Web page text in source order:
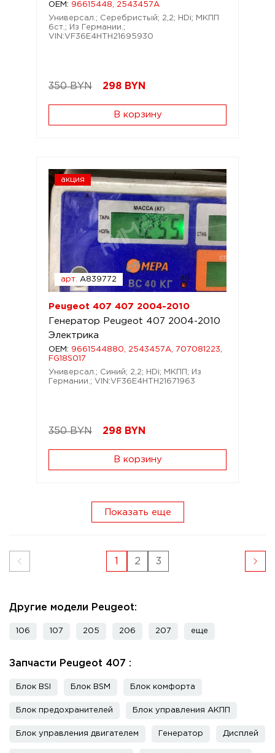
OEM: 96615448, 2543457A
Универсал.; Серебристый; 2,2; HDi; МКПП
6ст.; Из Германии.;
VIN:VF36E4HTH21695930
350 BYN 298 BYN
В корзину
акция
арт. A839772
Peugeot 407 407 2004-2010
Генератор Peugeot 407 2004-2010
Электрика
OEM: 9661544880, 2543457A, 707081223,
FG18S017
Универсал.; Синий; 2,2; HDi; МКПП; Из
Германии.; VIN:VF36E4HTH21671963
350 BYN 298 BYN
В корзину
Показать еще
1 2 3
Другие модели Peugeot:
106 107 205 206 207 еще
Запчасти Peugeot 407 :
Блок BSI Блок BSM Блок комфорта
Блок предохранителей Блок управления АКПП
Блок управления двигателем Генератор Дисплей